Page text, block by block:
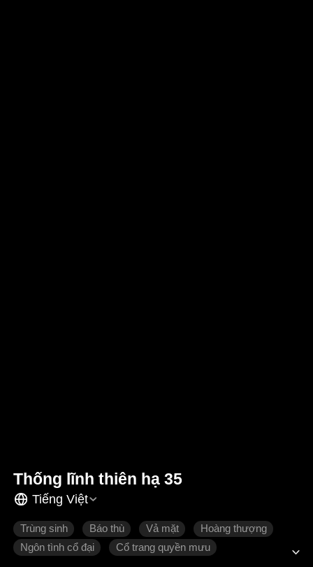
Thống lĩnh thiên hạ 35
Tiếng Việt
Trùng sinh Báo thù Vả mặt
Hoàng thượng
Ngôn tình cổ đại
Cổ trang quyền mưu